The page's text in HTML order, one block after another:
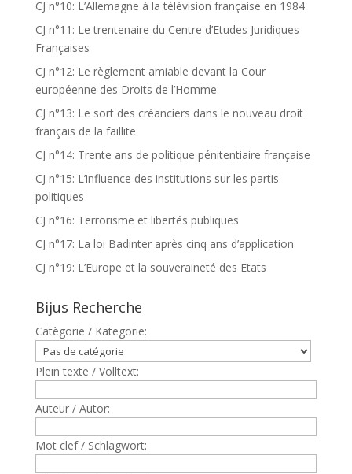
CJ n°10: L’Allemagne à la télévision française en 1984
CJ n°11: Le trentenaire du Centre d’Etudes Juridiques
Françaises
CJ n°12: Le règlement amiable devant la Cour
européenne des Droits de l’Homme
CJ n°13: Le sort des créanciers dans le nouveau droit
français de la faillite
CJ n°14: Trente ans de politique pénitentiaire française
CJ n°15: L’influence des institutions sur les partis
politiques
CJ n°16: Terrorisme et libertés publiques
CJ n°17: La loi Badinter après cinq ans d’application
CJ n°19: L’Europe et la souveraineté des Etats
Bijus Recherche
Catègorie / Kategorie:
Plein texte / Volltext:
Auteur / Autor:
Mot clef / Schlagwort: